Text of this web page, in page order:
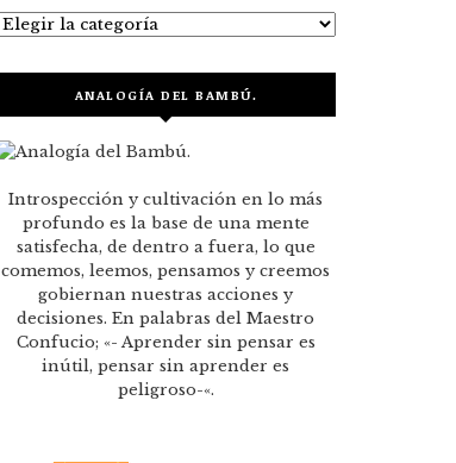
Categorías
ANALOGÍA DEL BAMBÚ.
Introspección y cultivación en lo más
profundo es la base de una mente
satisfecha, de dentro a fuera, lo que
comemos, leemos, pensamos y creemos
gobiernan nuestras acciones y
decisiones. En palabras del Maestro
Confucio; «- Aprender sin pensar es
inútil, pensar sin aprender es
peligroso-«.